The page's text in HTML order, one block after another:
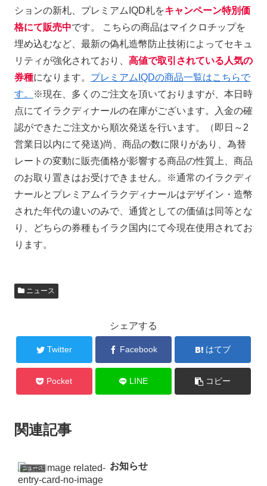
ションの新札、プレミアムIQD札をキャンペーン特別価
格にて販売中です。 こちらの商品はマイクロチップを
埋め込むなど、最新の偽札造幣防止技術によってセキュ
リティが強化されており、 高値で取引されている人気の
券種になります。 プレミアムIQDの商品一覧はこちらで
す。
※現在、多くのご注文を頂いておりますが、本日時
点にてイラクディナールの在庫がございます。入金の確
認ができたご注文から順次発送を行います。（即日～2
営業日以内にて発送)尚、商品の数に限りがあり、為替
レートの変動に販売価格が影響する商品の性質上、商品
のお取り置きはお受けできません。※通常のイラクディ
ナールとプレミアムイラクディナールはデザイン・造幣
された年代の違いのみで、通貨としての価値は同等とな
り、どちらの券種もイラク国内にて今現在使用されてお
ります。
ニュース
シェアする
Twitter Facebook はてブ
Pocket LINE コピー
関連記事
ニュース お知らせ